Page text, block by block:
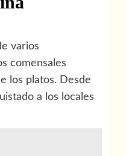
varios
comensales
los platos. Desde
a los locales